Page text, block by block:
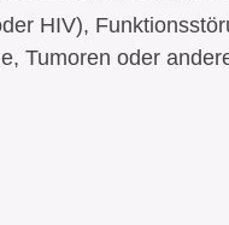
HIV),
Tumoren oder